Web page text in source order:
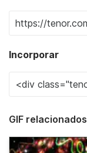
Incorporar
GIF relacionados